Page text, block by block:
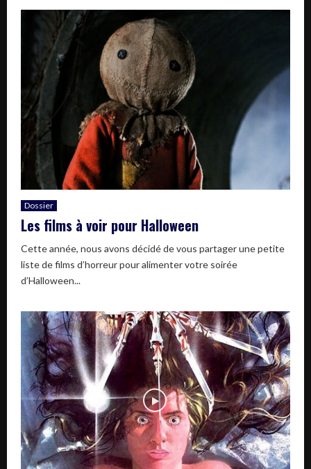
Dossier
Les films à voir pour Halloween
Cette année, nous avons décidé de vous partager une petite
liste de films d’horreur pour alimenter votre soirée
d’Halloween...